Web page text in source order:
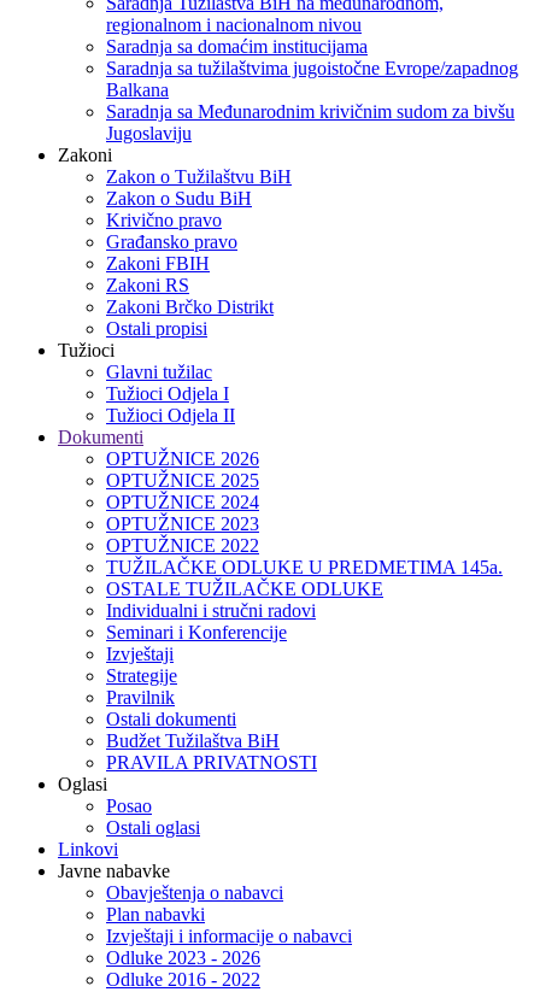
regionalnom i nacionalnom nivou
Saradnja sa domaćim institucijama
Saradnja sa tužilaštvima jugoistočne Evrope/zapadnog
Balkana
Saradnja sa Međunarodnim krivičnim sudom za bivšu
Jugoslaviju
Zakoni
Zakon o Тužilaštvu BiH
Zakon o Sudu BiH
Krivično pravo
Građansko pravo
Zakoni FBIH
Zakoni RS
Zakoni Brčko Distrikt
Ostali propisi
Tužioci
Glavni tužilac
Tužioci Odjela I
Tužioci Odjela II
Dokumenti
OPTUŽNICE 2026
OPTUŽNICE 2025
OPTUŽNICE 2024
OPTUŽNICE 2023
OPTUŽNICE 2022
TUŽILAČKE ODLUKE U PREDMETIMA 145a.
OSTALE TUŽILAČKE ODLUKE
Individualni i stručni radovi
Seminari i Konferencije
Izvještaji
Strategije
Pravilnik
Ostali dokumenti
Budžet Tužilaštva BiH
PRAVILA PRIVATNOSTI
Oglasi
Posao
Ostali oglasi
Linkovi
Javne nabavke
Obavještenja o nabavci
Plan nabavki
Izvještaji i informacije o nabavci
Odluke 2023 - 2026
Odluke 2016 - 2022